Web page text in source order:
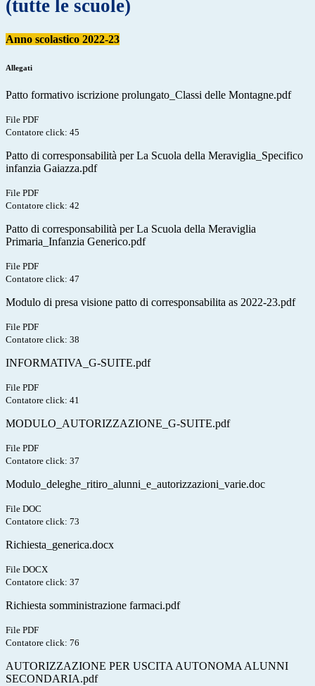
(tutte le scuole)
Anno scolastico 2022-23
Allegati
Patto formativo iscrizione prolungato_Classi delle Montagne.pdf
File PDF
Contatore click: 45
Patto di corresponsabilità per La Scuola della Meraviglia_Specifico
infanzia Gaiazza.pdf
File PDF
Contatore click: 42
Patto di corresponsabilità per La Scuola della Meraviglia
Primaria_Infanzia Generico.pdf
File PDF
Contatore click: 47
Modulo di presa visione patto di corresponsabilita as 2022-23.pdf
File PDF
Contatore click: 38
INFORMATIVA_G-SUITE.pdf
File PDF
Contatore click: 41
MODULO_AUTORIZZAZIONE_G-SUITE.pdf
File PDF
Contatore click: 37
Modulo_deleghe_ritiro_alunni_e_autorizzazioni_varie.doc
File DOC
Contatore click: 73
Richiesta_generica.docx
File DOCX
Contatore click: 37
Richiesta somministrazione farmaci.pdf
File PDF
Contatore click: 76
AUTORIZZAZIONE PER USCITA AUTONOMA ALUNNI
SECONDARIA.pdf